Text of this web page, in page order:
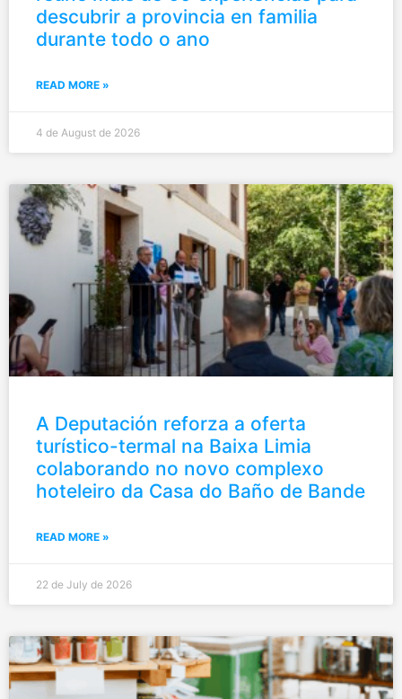
descubrir a provincia en familia
durante todo o ano
READ MORE »
4 de August de 2026
A Deputación reforza a oferta
turístico-termal na Baixa Limia
colaborando no novo complexo
hoteleiro da Casa do Baño de Bande
READ MORE »
22 de July de 2026